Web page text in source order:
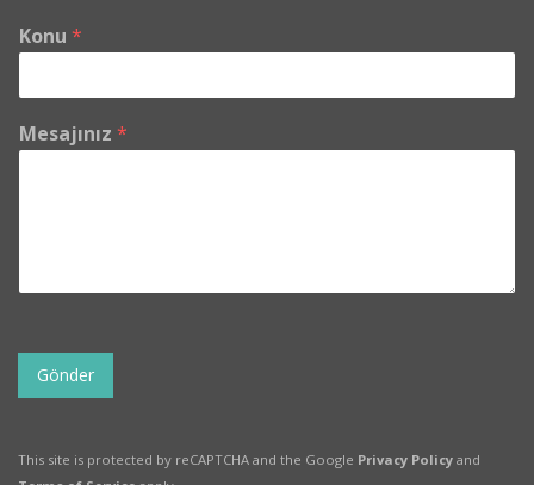
Konu *
Mesajınız *
Gönder
This site is protected by reCAPTCHA and the Google Privacy Policy and